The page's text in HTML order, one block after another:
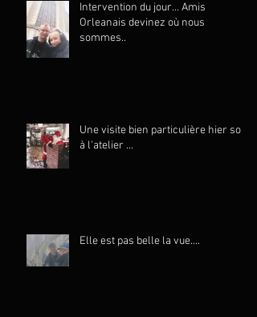
Intervention du jour... Amis
Orleanais devinez où nous
sommes..
Une visite bien particulière hier soir
à l'atelier ...
Elle est pas belle la vue....